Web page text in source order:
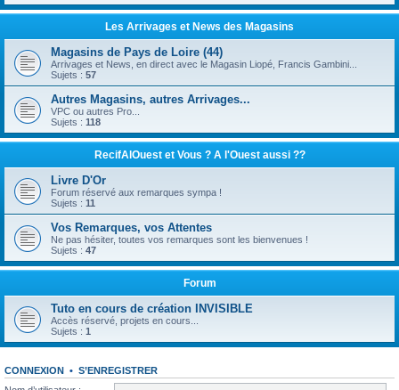
Les Arrivages et News des Magasins
Magasins de Pays de Loire (44)
Arrivages et News, en direct avec le Magasin Liopé, Francis Gambini...
Sujets : 57
Autres Magasins, autres Arrivages...
VPC ou autres Pro...
Sujets : 118
RecifAlOuest et Vous ? A l'Ouest aussi ??
Livre D'Or
Forum réservé aux remarques sympa !
Sujets : 11
Vos Remarques, vos Attentes
Ne pas hésiter, toutes vos remarques sont les bienvenues !
Sujets : 47
Forum
Tuto en cours de création INVISIBLE
Accès réservé, projets en cours...
Sujets : 1
CONNEXION • S’ENREGISTRER